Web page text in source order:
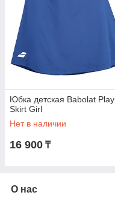
Юбка детская Babolat Play
Skirt Girl
Нет в наличии
16 900 ₸
О нас